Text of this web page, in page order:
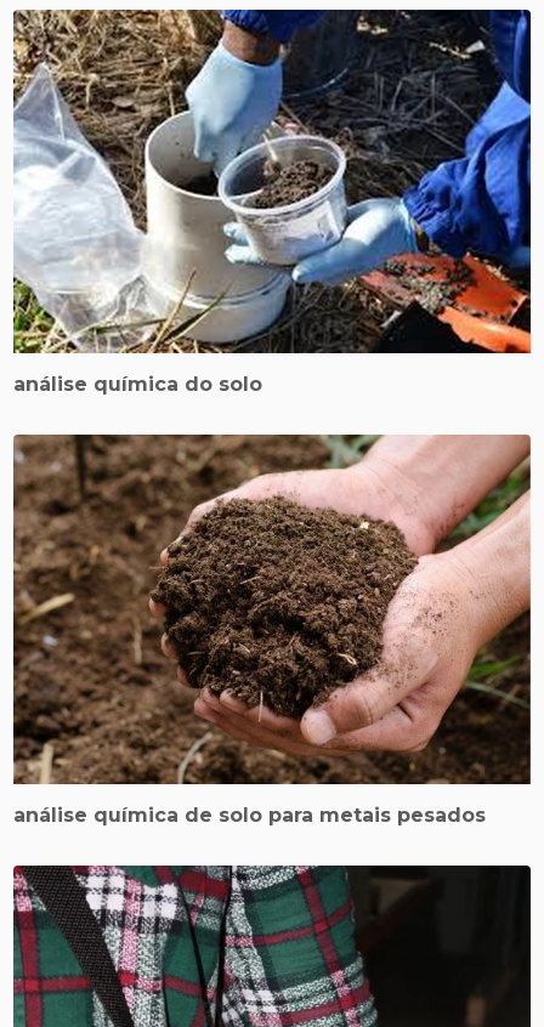
análise química do solo
análise química de solo para metais pesados